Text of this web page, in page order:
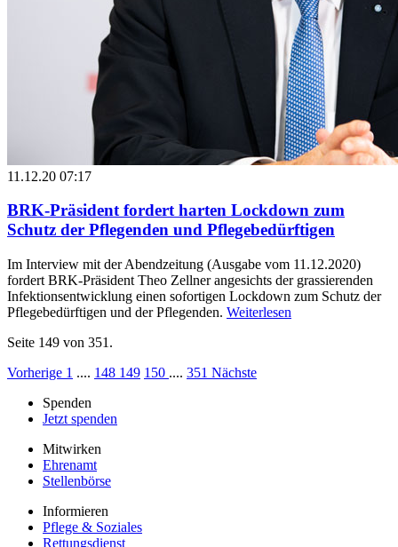
11.12.20 07:17
BRK-Präsident fordert harten Lockdown zum
Schutz der Pflegenden und Pflegebedürftigen
Im Interview mit der Abendzeitung (Ausgabe vom 11.12.2020)
fordert BRK-Präsident Theo Zellner angesichts der grassierenden
Infektionsentwicklung einen sofortigen Lockdown zum Schutz der
Pflegebedürftigen und der Pflegenden. Weiterlesen
Seite 149 von 351.
Vorherige 1 .... 148 149 150 .... 351 Nächste
Spenden
Jetzt spenden
Mitwirken
Ehrenamt
Stellenbörse
Informieren
Pflege & Soziales
Rettungsdienst